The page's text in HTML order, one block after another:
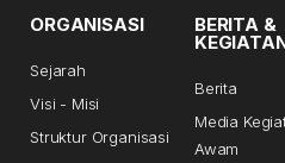
ORGANISASI
Sejarah
Visi - Misi
Struktur Organisasi
BERITA &
Berita
Media
Awam